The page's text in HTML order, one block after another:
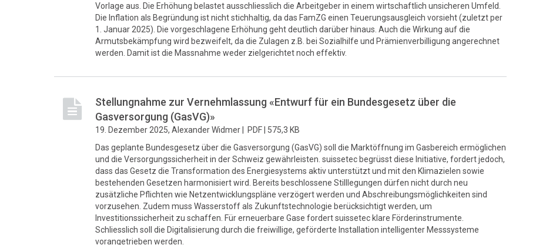
Vorlage aus. Die Erhöhung belastet ausschliesslich die Arbeitgeber in einem wirtschaftlich unsicheren Umfeld.
Die Inflation als Begründung ist nicht stichhaltig, da das FamZG einen Teuerungsausgleich vorsieht (zuletzt per
1. Januar 2025). Die vorgeschlagene Erhöhung geht deutlich darüber hinaus. Auch die Wirkung auf die
Armutsbekämpfung wird bezweifelt, da die Zulagen z.B. bei Sozialhilfe und Prämienverbilligung angerechnet
werden. Damit ist die Massnahme weder zielgerichtet noch effektiv.
Stellungnahme zur Vernehmlassung «Entwurf für ein Bundesgesetz über die
Gasversorgung (GasVG)»
19. Dezember 2025, Alexander Widmer | PDF | 575,3 KB
Das geplante Bundesgesetz über die Gasversorgung (GasVG) soll die Marktöffnung im Gasbereich ermöglichen
und die Versorgungssicherheit in der Schweiz gewährleisten. suissetec begrüsst diese Initiative, fordert jedoch,
dass das Gesetz die Transformation des Energiesystems aktiv unterstützt und mit den Klimazielen sowie
bestehenden Gesetzen harmonisiert wird. Bereits beschlossene Stilllegungen dürfen nicht durch neu
zusätzliche Pflichten wie Netzentwicklungspläne verzögert werden und Abschreibungsmöglichkeiten sind
vorzusehen. Zudem muss Wasserstoff als Zukunftstechnologie berücksichtigt werden, um
Investitionssicherheit zu schaffen. Für erneuerbare Gase fordert suissetec klare Förderinstrumente.
Schliesslich soll die Digitalisierung durch die freiwillige, geförderte Installation intelligenter Messsysteme
vorangetrieben werden.